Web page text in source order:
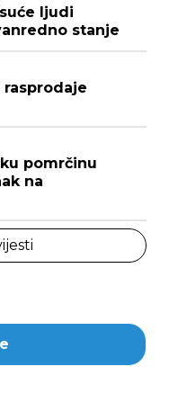
ljudi
stanje
pomrčinu
na